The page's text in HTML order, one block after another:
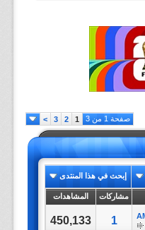
صفحة 1 من 3 1
2
3
>
إبحث في هذا المنتدى
مشاركات المشاهدات
1
450,133